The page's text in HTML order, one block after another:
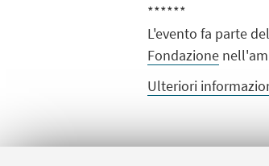
******
L'evento fa parte
Fondazione
Ulteriori